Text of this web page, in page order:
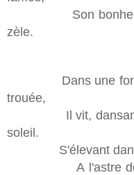
Son bonheur
zèle.
Dans une forêt
trouée,
Il vit, dansant
soleil.
S'élevant dans le
A l'astre dont la